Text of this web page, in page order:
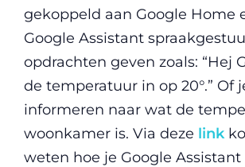
gekoppeld aan Google Home
Google Assistant
opdrachten geven zoals: “Hej
de temperatuur in op 20°.” Of
informeren naar wat de
woonkamer is. Via deze link
weten hoe je Google Assistant